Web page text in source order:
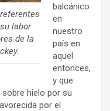
labor
de la
balcánico
en
nuestro
país en
aquel
entonces,
y que
hielo por su
por el